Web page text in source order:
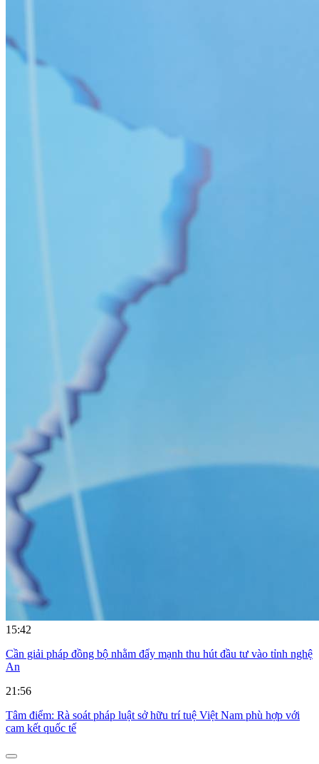
15:42
Cần giải pháp đồng bộ nhằm đẩy mạnh thu hút đầu tư vào tỉnh nghệ
An
21:56
Tâm điểm: Rà soát pháp luật sở hữu trí tuệ Việt Nam phù hợp với
cam kết quốc tế